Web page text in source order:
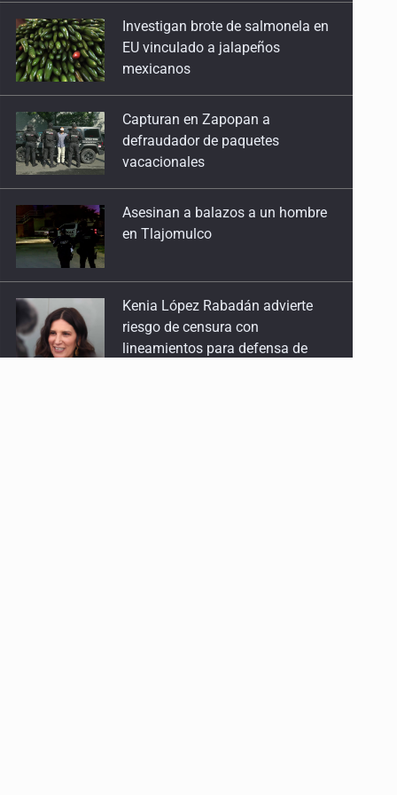
22 de Abril de 2026
Rancho Izaguirre: la tierra sigue hablando
El Siapa no cumple ni con su ley
25 de Marzo de 2026
Un Mundial con desafíos en Jalisco
18 de Marzo de 2026
Reclutados y desaparecidos, carne de cañón
11 de Marzo de 2026
El santo de los sicarios mexicanos
Investigan brote de salmonela en
EU vinculado a jalapeños
mexicanos
Capturan en Zapopan a
defraudador de paquetes
vacacionales
Asesinan a balazos a un hombre
en Tlajomulco
Kenia López Rabadán advierte
riesgo de censura con
lineamientos para defensa de
audiencias